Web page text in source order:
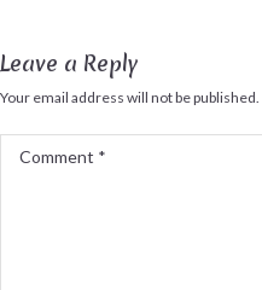
Leave a Reply
Your email address will not be published.
Comment